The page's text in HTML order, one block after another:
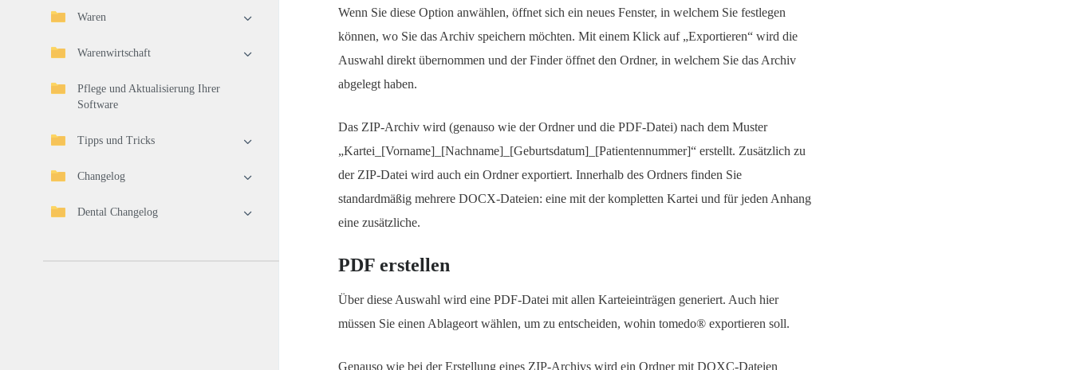
Waren
Warenwirtschaft
Pflege und Aktualisierung Ihrer
Software
Tipps und Tricks
Changelog
Dental Changelog
Wenn Sie diese Option anwählen, öffnet sich ein neues Fenster, in welchem Sie festlegen
können, wo Sie das Archiv speichern möchten. Mit einem Klick auf „Exportieren“ wird die
Auswahl direkt übernommen und der Finder öffnet den Ordner, in welchem Sie das Archiv
abgelegt haben.
Das ZIP-Archiv wird (genauso wie der Ordner und die PDF-Datei) nach dem Muster
„Kartei_[Vorname]_[Nachname]_[Geburtsdatum]_[Patientennummer]“ erstellt. Zusätzlich zu
der ZIP-Datei wird auch ein Ordner exportiert. Innerhalb des Ordners finden Sie
standardmäßig mehrere DOCX-Dateien: eine mit der kompletten Kartei und für jeden Anhang
eine zusätzliche.
PDF erstellen
Über diese Auswahl wird eine PDF-Datei mit allen Karteieinträgen generiert. Auch hier
müssen Sie einen Ablageort wählen, um zu entscheiden, wohin tomedo® exportieren soll.
Genauso wie bei der Erstellung eines ZIP-Archivs wird ein Ordner mit DOXC-Dateien